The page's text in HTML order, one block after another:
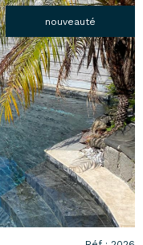
nouveauté